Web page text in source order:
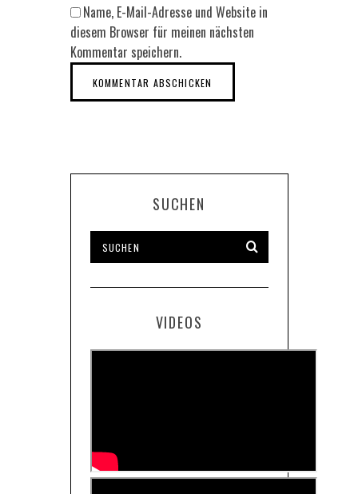
Name, E-Mail-Adresse und Website in
diesem Browser für meinen nächsten
Kommentar speichern.
SUCHEN
VIDEOS